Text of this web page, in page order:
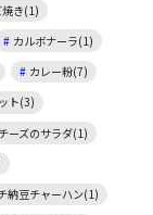
焼き(1)
カルボナーラ(1)
カレー粉(7)
ト(3)
ーズのサラダ(1)
納豆チャーハン(1)